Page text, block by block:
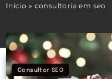
Início » consultoria em seo
Consultor SEO